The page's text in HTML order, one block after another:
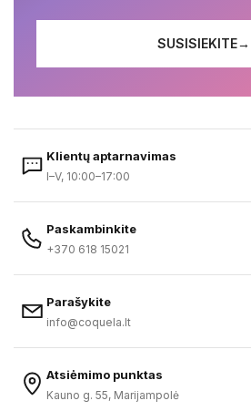
SUSISIEKITE→
Klientų aptarnavimas
I–V, 10:00–17:00
Paskambinkite
+370 618 15021
Parašykite
info@coquela.lt
Atsiėmimo punktas
Kauno g. 55, Marijampolė